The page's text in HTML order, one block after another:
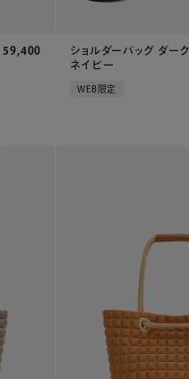
59,400
ショルダーバッグ ダーク
ネイビー
WEB限定